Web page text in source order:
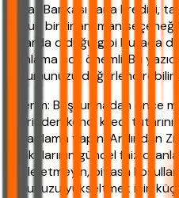
Ziraat Bankası tarla kredisi,
uygun bir finansman
kararda olduğu gibi burada
planlama çok önemli. Bu
durumunuzu
Önerim: Başvurmadan önce
üzerinden kendi kredi
hesaplama yapın. Ardından
bankalarının güncel faiz
acele etmeyin, piyasa
notunuzu yükseltmek için